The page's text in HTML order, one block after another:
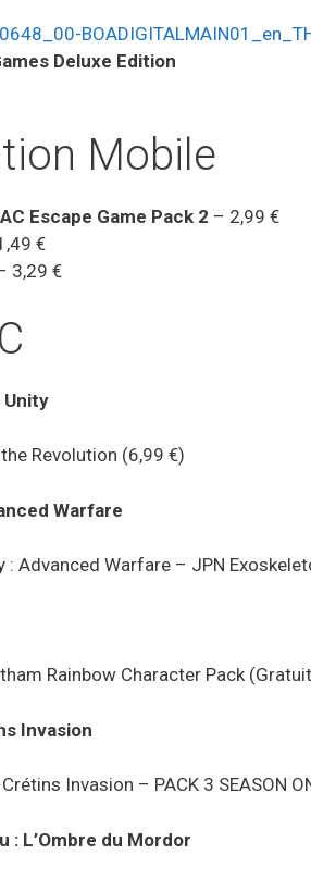
Deluxe Edition
Mobile
Escape Game Pack 2 – 2,99 €
€
3,29 €
Unity
Revolution (6,99 €)
Warfare
: Advanced Warfare – JPN
Rainbow Character Pack
Invasion
Invasion – PACK 3 SEASON
: L’Ombre du Mordor